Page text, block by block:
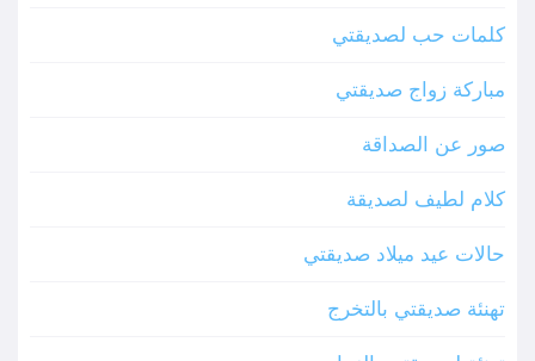
كلمات حب لصديقتي
مباركة زواج صديقتي
صور عن الصداقة
كلام لطيف لصديقة
حالات عيد ميلاد صديقتي
تهنئة صديقتي بالتخرج